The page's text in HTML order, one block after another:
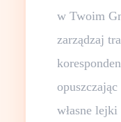
w Twoim
zarządzaj
własne